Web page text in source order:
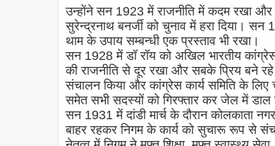
उन्होंने सन 1923 में राजनीति में कदम रखा और
सुरेन्द्रनाथ बनर्जी को चुनाव में हरा दिया।
थाम के उपाय सम्बन्धी एक प्रस्ताव भी रखा।
सन 1928 में डॉ रॉय को अखिल भारतीय
की राजनीति से दूर रखा और सबके प्रिय बने
संचालन किया और कांग्रेस कार्य समिति के लिए
समेत सभी सदस्यों को गिरफ्तार कर जेल में डाल
सन 1931 में दांडी मार्च के दौरान कोलकाता
बाहर रहकर निगम के कार्य को सुचारू रूप से